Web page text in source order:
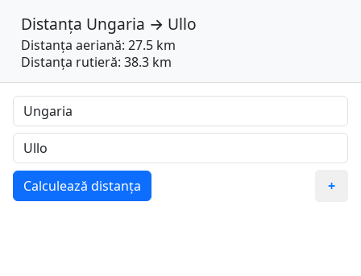
Distanța Ungaria → Ullo
Distanța aeriană: 27.5 km
Distanța rutieră: 38.3 km
Calculează distanța +